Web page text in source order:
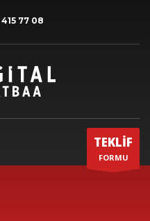
415 77 08
TEKLİF
FORMU